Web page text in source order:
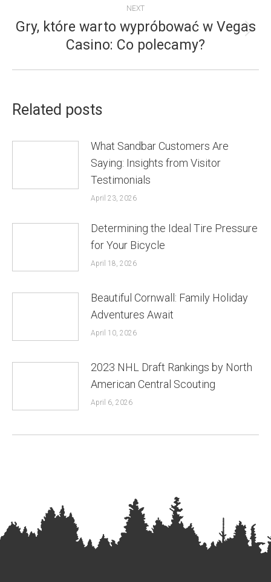
NEXT
Next
post:
Gry, które warto wypróbować w Vegas
Casino: Co polecamy?
Related posts
What Sandbar Customers Are
Saying: Insights from Visitor
Testimonials
April 23, 2026
Determining the Ideal Tire Pressure
for Your Bicycle
April 18, 2026
Beautiful Cornwall: Family Holiday
Adventures Await
April 10, 2026
2023 NHL Draft Rankings by North
American Central Scouting
April 6, 2026